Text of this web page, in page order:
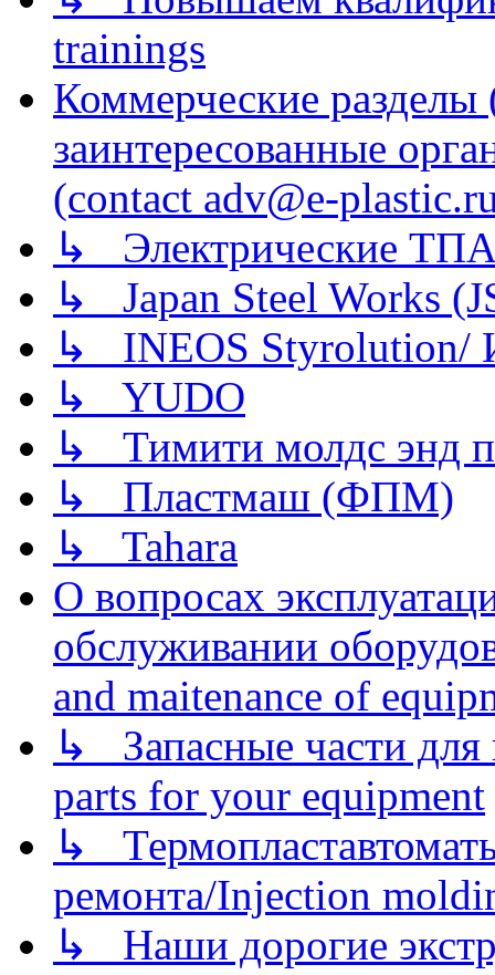
trainings
Коммерческие
заинтересованные
(contact adv@e-
↳ Электрические
↳ Japan Steel Works
↳ INEOS
↳ YUDO
↳ Тимити молдс энд
↳ Пластмаш (ФПМ)
↳ Tahara
О вопросах
обслуживании
and maitenance of
↳ Запасные части для
parts for your equipment
↳
ремонта/Injection
↳ Наши дорогие